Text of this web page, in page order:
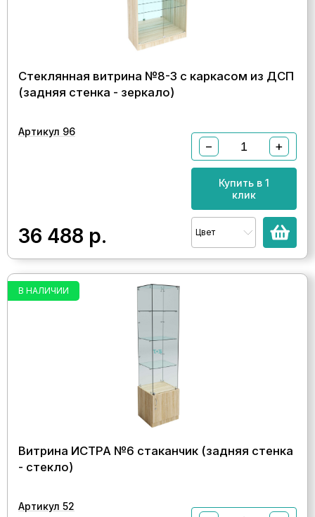
Стеклянная витрина №8-3 с каркасом из ДСП
(задняя стенка - зеркало)
Артикул 96
36 488 р.
− +
Купить в 1
клик
Цвет
В НАЛИЧИИ
Витрина ИСТРА №6 стаканчик (задняя стенка
- стекло)
Артикул 52